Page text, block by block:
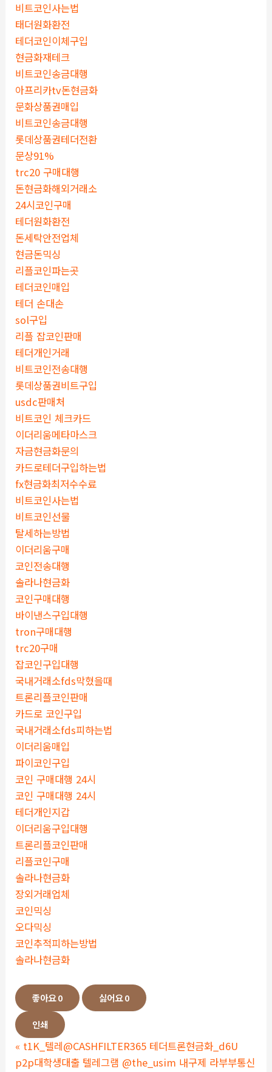
비트코인사는법
태더원화환전
테더코인이체구입
현금화재테크
비트코인송금대행
아프리카tv돈현금화
문화상품권매입
비트코인송금대행
롯데상품권테더전환
문상91%
trc20 구매대행
돈현금화해외거래소
24시코인구매
테더원화환전
돈세탁안전업체
현금돈믹싱
리플코인파는곳
테더코인매입
테더 손대손
sol구입
리플 잡코인판매
테더개인거래
비트코인전송대행
롯데상품권비트구입
usdc판매처
비트코인 체크카드
이더리움메타마스크
자금현금화문의
카드로테더구입하는법
fx현금화최저수수료
비트코인사는법
비트코인선물
탈세하는방법
이더리움구매
코인전송대행
솔라나현금화
코인구매대행
바이낸스구입대행
tron구매대행
trc20구매
잡코인구입대행
국내거래소fds막혔을때
트론리플코인판매
카드로 코인구입
국내거래소fds피하는법
이더리움매입
파이코인구입
코인 구매대행 24시
코인 구매대행 24시
테더개인지갑
이더리움구입대행
트론리플코인판매
리플코인구매
솔라나현금화
장외거래업체
코인믹싱
오다믹싱
코인추적피하는방법
솔라나현금화
좋아요0 싫어요0
인쇄
« t1K_텔레@CASHFILTER365 테더트론현금화_d6U
p2p대학생대출 텔레그램 @the_usim 내구제 라부부통신